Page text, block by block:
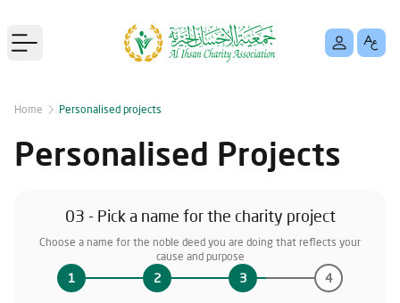
Open main menu
Home Personalised projects
Personalised Projects
03 - Pick a name for the charity project
Choose a name for the noble deed you are doing that reflects your
cause and purpose
1 2 3 4